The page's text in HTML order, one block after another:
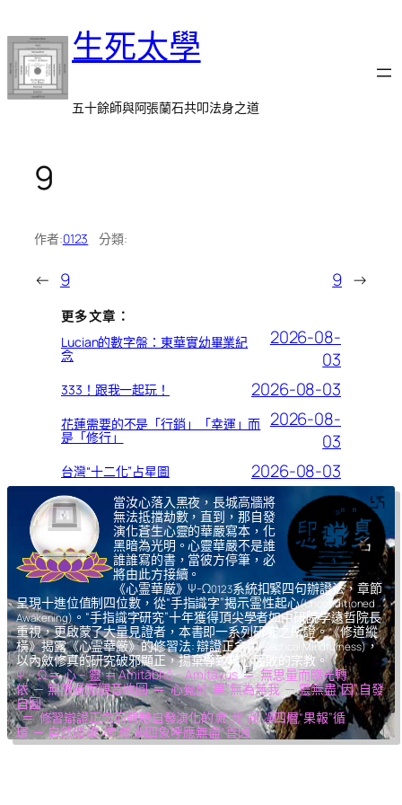
至
主
要
內
生死太學
五十餘師與阿張蘭石共叩法身之道
9
作者:0123 分類:
← 9 9 →
更多文章：
Lucian的數字盤：東華實幼畢業紀
念
2026-08-
03
333！跟我一起玩！ 2026-08-03
花蓮需要的不是「行銷」「幸運」而
是「修行」
2026-08-
03
台灣“十二化”占星圖 2026-08-03
當汝心落入黑夜，長城高牆將
無法抵擋劫數，直到，那自發
演化蒼生心靈的華嚴寫本，化
黑暗為光明。心靈華嚴不是誰
誰誰寫的書，當彼方停筆，必
將由此方接續。
《心霊華厳》Ψ-Ω0123系統扣緊四句辦證法，章節
呈現十進位值制四位數，從“手指識字”揭示霊性起心(Unconditioned
Awakening) 。“手指識字研究”十年獲得頂尖學者如中研院李遠哲院長
重視，更啟蒙了大量見證者，本書即一系列研究之所證。《修道縱
橫》揭露《心霊華厳》的修習法: 辯證正念(Dialectical Mindfulness)，
以內斂修真的研究破邪顯正，揚棄導致核心腐敗的宗教。
Ψ – Ω ＝ 心 – 靈 ＝ Amitābhā – Amitāyus ＝ 無思量而臨光轉
依 ─ 無限量而觀音收圓 ＝ 心覺於“果”,無為無我 ─ 靈無盡“因”,自發
自圓
＝ 修習辯證正念而體驗自發演化的氣,光,我,凈四層“果報”循
環 ─ 自然如復,坤,乾,逅四象呼應無盡“善因”